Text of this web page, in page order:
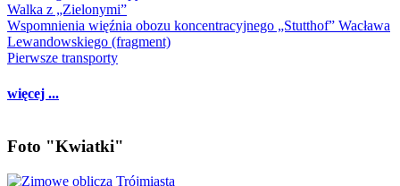
Walka z „Zielonymi”
Wspomnienia więźnia obozu koncentracyjnego „Stutthof” Wacława
Lewandowskiego (fragment)
Pierwsze transporty
więcej ...
Foto "Kwiatki"